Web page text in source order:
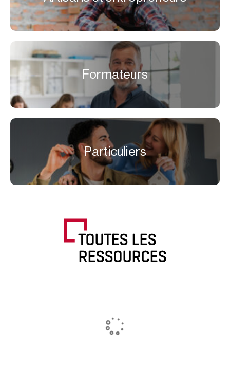
Formateurs
Particuliers
TOUTES LES
RESSOURCES